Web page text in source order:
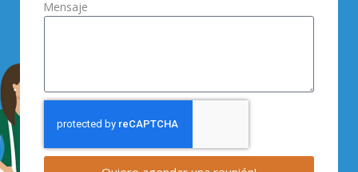
Mensaje